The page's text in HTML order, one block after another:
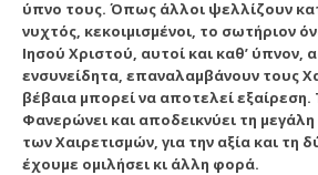
ύπνο τους. Όπως άλλοι ψελλίζουν
νυχτός, κεκοιμισμένοι, το σωτήριον
Ιησού Χριστού, αυτοί και καθ’ ύπνον,
ενσυνείδητα, επαναλαμβάνουν τους
βέβαια μπορεί να αποτελεί εξαίρεση.
Φανερώνει και αποδεικνύει τη μεγάλη
των Χαιρετισμών, για την αξία και τη
έχουμε ομιλήσει κι άλλη φορά.